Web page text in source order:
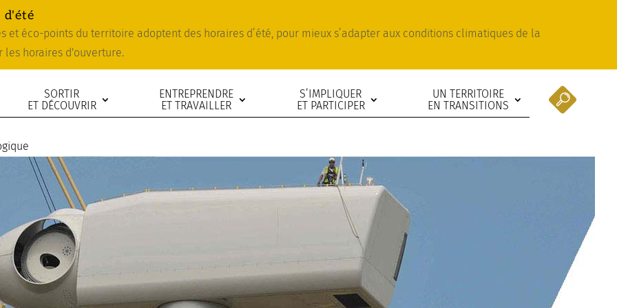
d'été
et éco-points du territoire adoptent des horaires d’été, pour mieux s’adapter aux conditions climatiques de la
les horaires d'ouverture.
SORTIR
ET DÉCOUVRIR
ENTREPRENDRE
ET TRAVAILLER
S’IMPLIQUER
ET PARTICIPER
UN TERRITOIRE
EN TRANSITIONS